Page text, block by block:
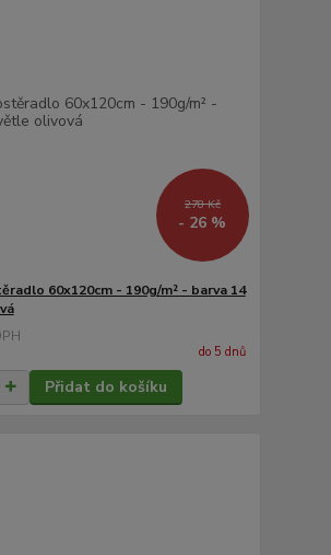
278 Kč
- 26 %
60x120cm - 190g/m² - barva 14
do 5 dnů
Přidat do košíku